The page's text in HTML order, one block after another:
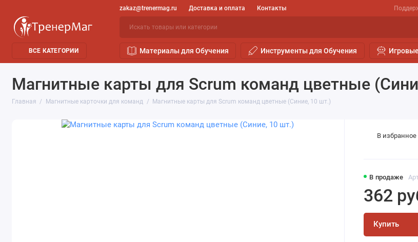
zakaz@trenermag.ru Доставка и оплата Контакты
ВСЕ КАТЕГОРИИ Материалы для Обучения Инструменты для Обучения
Магнитные карты для Scrum команд цветные
Главная Магнитные карточки для команд Магнитные карты для Scrum команд цветные (Синие, 10 шт.)
В продаже
362
Купить
В избранное